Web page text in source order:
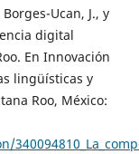
Ucan, J., y
digital
En Innovación
lingüísticas y
Roo, México: